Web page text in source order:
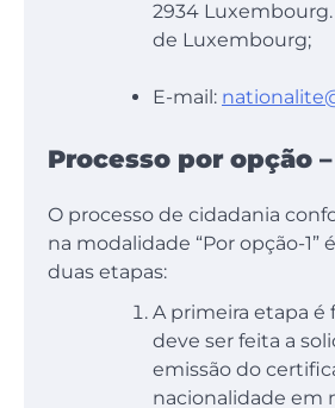
2934
de Luxembourg;
E-mail:
Processo por opção –
O processo de cidadania
na modalidade “Por opção-1”
duas etapas:
A primeira etapa é
deve ser feita a
emissão do
nacionalidade em